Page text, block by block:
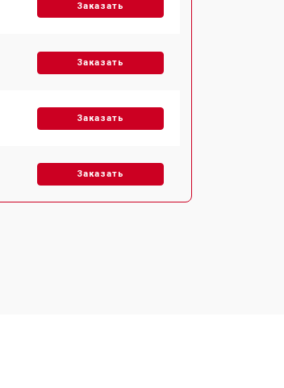
Заказать
Заказать
Заказать
Заказать